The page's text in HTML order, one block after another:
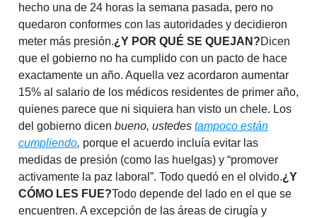
hecho una de 24 horas la semana pasada, pero no
quedaron conformes con las autoridades y decidieron
meter más presión.¿Y POR QUÉ SE QUEJAN?Dicen
que el gobierno no ha cumplido con un pacto de hace
exactamente un año. Aquella vez acordaron aumentar
15% al salario de los médicos residentes de primer año,
quienes parece que ni siquiera han visto un chele. Los
del gobierno dicen bueno, ustedes tampoco están
cumpliendo, porque el acuerdo incluía evitar las
medidas de presión (como las huelgas) y “promover
activamente la paz laboral”. Todo quedó en el olvido.¿Y
CÓMO LES FUE?Todo depende del lado en el que se
encuentren. A excepción de las áreas de cirugía y